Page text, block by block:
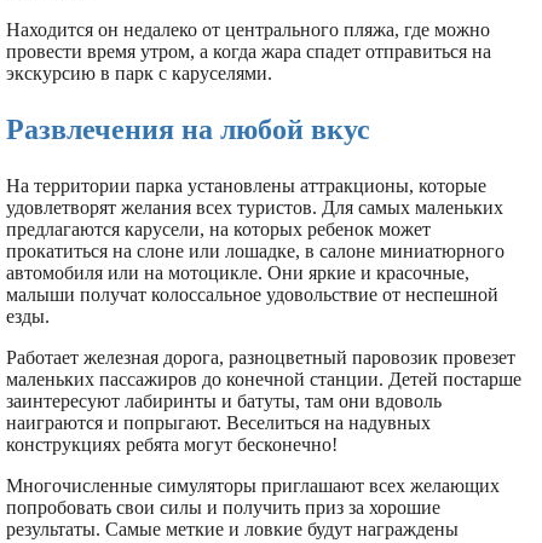
Находится он недалеко от центрального пляжа, где можно
провести время утром, а когда жара спадет отправиться на
экскурсию в парк с каруселями.
Развлечения на любой вкус
На территории парка установлены аттракционы, которые
удовлетворят желания всех туристов. Для самых маленьких
предлагаются карусели, на которых ребенок может
прокатиться на слоне или лошадке, в салоне миниатюрного
автомобиля или на мотоцикле. Они яркие и красочные,
малыши получат колоссальное удовольствие от неспешной
езды.
Работает железная дорога, разноцветный паровозик провезет
маленьких пассажиров до конечной станции. Детей постарше
заинтересуют лабиринты и батуты, там они вдоволь
наиграются и попрыгают. Веселиться на надувных
конструкциях ребята могут бесконечно!
Многочисленные симуляторы приглашают всех желающих
попробовать свои силы и получить приз за хорошие
результаты. Самые меткие и ловкие будут награждены